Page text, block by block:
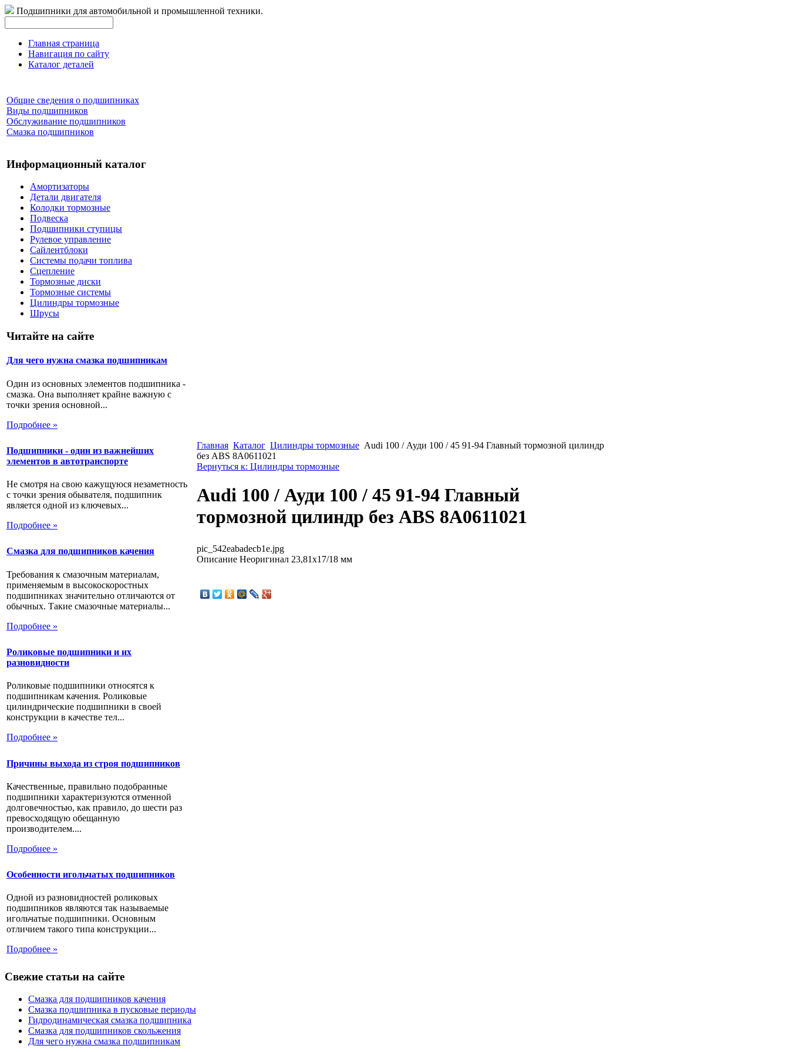
Подшипники для автомобильной и промышленной техники.
Главная страница
Навигация по сайту
Каталог деталей
Общие сведения о подшипниках
Виды подшипников
Обслуживание подшипников
Смазка подшипников
Информационный каталог
Амортизаторы
Детали двигателя
Колодки тормозные
Подвеска
Подшипники ступицы
Рулевое управление
Сайлентблоки
Системы подачи топлива
Сцепление
Тормозные диски
Тормозные системы
Цилиндры тормозные
Шрусы
Читайте на сайте
Для чего нужна смазка подшипникам
Один из основных элементов подшипника -
смазка. Она выполняет крайне важную с
точки зрения основной...
Подробнее »
Подшипники - один из важнейших
элементов в автотранспорте
Не смотря на свою кажущуюся незаметность
с точки зрения обывателя, подшипник
является одной из ключевых...
Подробнее »
Смазка для подшипников качения
Требования к смазочным материалам,
применяемым в высокоскоростных
подшипниках значительно отличаются от
обычных. Такие смазочные материалы...
Подробнее »
Роликовые подшипники и их
разновидности
Роликовые подшипники относятся к
подшипникам качения. Роликовые
цилиндрические подшипники в своей
конструкции в качестве тел...
Подробнее »
Причины выхода из строя подшипников
Качественные, правильно подобранные
подшипники характеризуются отменной
долговечностью, как правило, до шести раз
превосходящую обещанную
производителем....
Подробнее »
Особенности игольчатых подшипников
Одной из разновидностей роликовых
подшипников являются так называемые
игольчатые подшипники. Основным
отличием такого типа конструкции...
Подробнее »
Главная Каталог Цилиндры тормозные Audi 100 / Ауди 100 / 45 91-94 Главный тормозной цилиндр
без ABS 8A0611021
Вернуться к: Цилиндры тормозные
Audi 100 / Ауди 100 / 45 91-94 Главный
тормозной цилиндр без ABS 8A0611021
pic_542eabadecb1e.jpg
Описание Неоригинал 23,81х17/18 мм
Свежие статьи на сайте
Смазка для подшипников качения
Смазка подшипника в пусковые периоды
Гидродинамическая смазка подшипника
Смазка для подшипников скольжения
Для чего нужна смазка подшипникам